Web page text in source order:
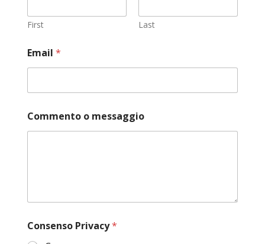
First Last
o
n
e
s
o
N
Email *
Commento o messaggio
Consenso Privacy*